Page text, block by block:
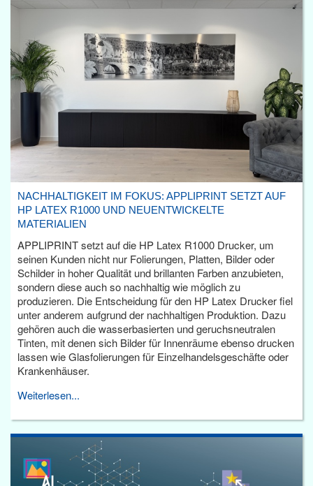
NACHHALTIGKEIT IM FOKUS: APPLIPRINT SETZT AUF
HP LATEX R1000 UND NEUENTWICKELTE
MATERIALIEN
APPLIPRINT setzt auf die HP Latex R1000 Drucker, um
seinen Kunden nicht nur Folierungen, Platten, Bilder oder
Schilder in hoher Qualität und brillanten Farben anzubieten,
sondern diese auch so nachhaltig wie möglich zu
produzieren. Die Entscheidung für den HP Latex Drucker fiel
unter anderem aufgrund der nachhaltigen Produktion. Dazu
gehören auch die wasserbasierten und geruchsneutralen
Tinten, mit denen sich Bilder für Innenräume ebenso drucken
lassen wie Glasfolierungen für Einzelhandelsgeschäfte oder
Krankenhäuser.
Weiterlesen...